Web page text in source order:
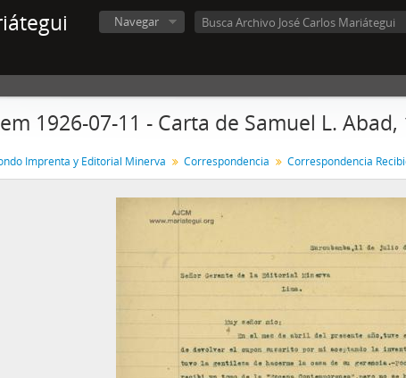
Navegar
1926-07-11 - Carta de Samuel L.
Imprenta y Editorial Minerva Correspondencia Correspondencia